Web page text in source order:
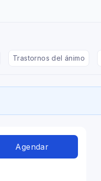
Trastornos del ánimo
Agendar